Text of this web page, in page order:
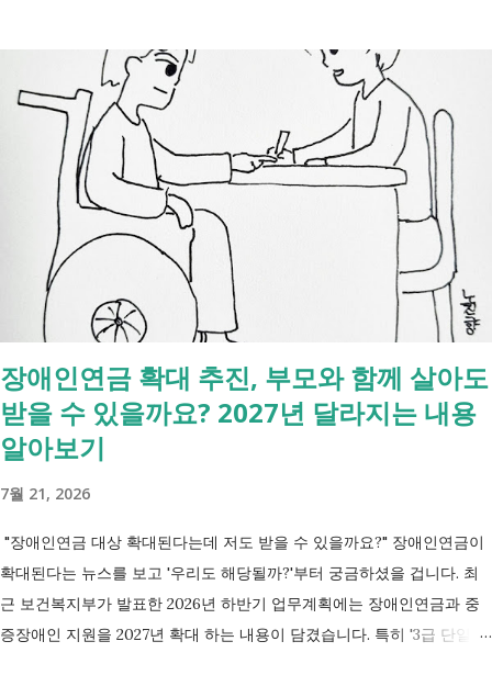
모든 절차를 대신 처리해주지는 않습니다. 행정복지센터에서는 - 금융재
산, 부동산, 세금, 연금 등 '조회' 신청할 수 있습니다. 나머지는 직접 해야
합니다. - 상속포기 또는 한정승인 법원 - 상속세, 취득세 신고 세무서, 시
군구청 - 예금 인출, 보험금 청구 은행, 보험사 사망신고 당일에 끝낼 수
있는 건 '신청까지', 처리는 2주 후 부터입니다. [조회되는 것 vs 안되는
것] 구분 조회 가능 조회 불가 금융 은행, 보험, 증권 사금융, 개인 간 거래
세금 국세, 지방세 - 자산 부동산, 자동차 해외 자산, 현금 기타 연금 사업
상 채무, 구독 [함께보면 좋은 링크] - 부모님 사망 후 ...
장애인연금 확대 추진, 부모와 함께 살아도
받을 수 있을까요? 2027년 달라지는 내용
알아보기
7월 21, 2026
"장애인연금 대상 확대된다는데 저도 받을 수 있을까요?" 장애인연금이
확대된다는 뉴스를 보고 '우리도 해당될까?'부터 궁금하셨을 겁니다. 최
근 보건복지부가 발표한 2026년 하반기 업무계획에는 장애인연금과 중
증장애인 지원을 2027년 확대 하는 내용이 담겼습니다. 특히 '3급 단일장